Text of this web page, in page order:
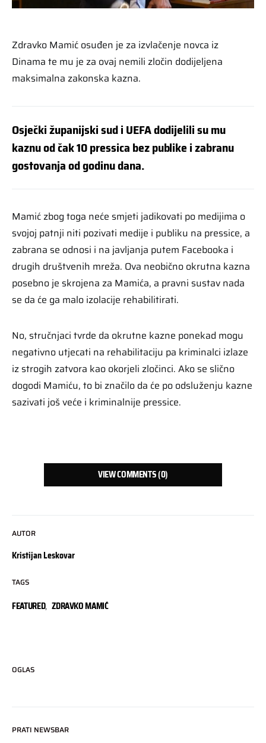
AUTOR
Kristijan Leskovar
TAGS
FEATURED, ZDRAVKO MAMIĆ
Zdravko Mamić osuđen je za izvlačenje novca iz
Dinama te mu je za ovaj nemili zločin dodijeljena
maksimalna zakonska kazna.
Osječki županijski sud i UEFA dodijelili su mu
kaznu od čak 10 pressica bez publike i zabranu
gostovanja od godinu dana.
Mamić zbog toga neće smjeti jadikovati po medijima o
svojoj patnji niti pozivati medije i publiku na pressice, a
zabrana se odnosi i na javljanja putem Facebooka i
drugih društvenih mreža. Ova neobično okrutna kazna
posebno je skrojena za Mamića, a pravni sustav nada
se da će ga malo izolacije rehabilitirati.
No, stručnjaci tvrde da okrutne kazne ponekad mogu
negativno utjecati na rehabilitaciju pa kriminalci izlaze
iz strogih zatvora kao okorjeli zločinci. Ako se slično
dogodi Mamiću, to bi značilo da će po odsluženju kazne
sazivati još veće i kriminalnije pressice.
VIEW COMMENTS (0)
OGLAS
PRATI NEWSBAR